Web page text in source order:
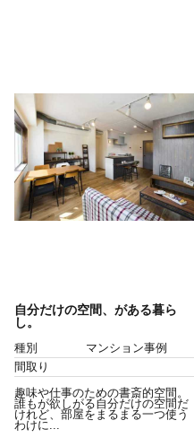
自分だけの空間、がある暮ら
し。
種別
マンション事例
間取り
趣味や仕事のための書斎的空間。
誰もが欲しがる自分だけの空間だ
けれど、部屋をまるまる一つ使う
わけに...